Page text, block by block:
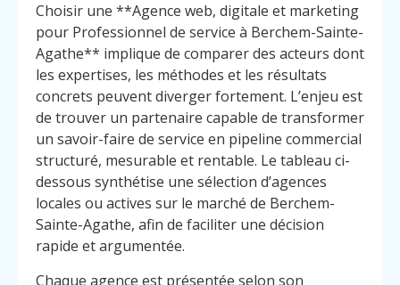
Choisir une **Agence web, digitale et marketing
pour Professionnel de service à Berchem-Sainte-
Agathe** implique de comparer des acteurs dont
les expertises, les méthodes et les résultats
concrets peuvent diverger fortement. L’enjeu est
de trouver un partenaire capable de transformer
un savoir-faire de service en pipeline commercial
structuré, mesurable et rentable. Le tableau ci-
dessous synthétise une sélection d’agences
locales ou actives sur le marché de Berchem-
Sainte-Agathe, afin de faciliter une décision
rapide et argumentée.
Chaque agence est présentée selon son